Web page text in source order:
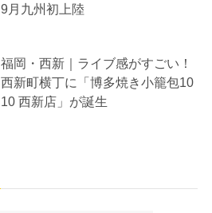
9月九州初上陸
福岡・西新｜ライブ感がすごい！
西新町横丁に「博多焼き小籠包10
10 西新店」が誕生